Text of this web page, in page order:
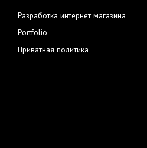
Разработка интернет магазина
Portfolio
Приватная политика